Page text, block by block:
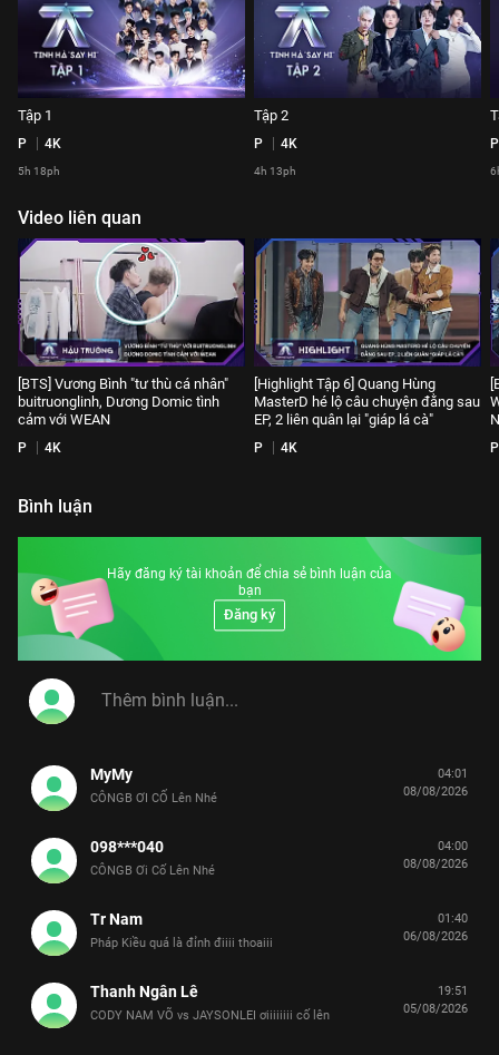
Tập 1
P 4K
5h 18ph
Tập 2
P 4K
4h 13ph
P
Video liên quan
[BTS] Vương Bình "tư thù cá nhân"
buitruonglinh, Dương Domic tình
cảm với WEAN
P 4K
[Highlight Tập 6] Quang Hùng
MasterD hé lộ câu chuyện đằng sau
EP, 2 liên quân lại "giáp lá cà"
P 4K P
Bình luận
Hãy đăng ký tài khoản để chia sẻ bình luận của
bạn
Đăng ký
MyMy
CÔNGB ƠI CỐ Lên Nhé
04:01
08/08/2026
098***040
CÔNGB Ơi Cố Lên Nhé
04:00
08/08/2026
Tr Nam
Pháp Kiều quá là đỉnh điiii thoaiii
01:40
06/08/2026
Thanh Ngân Lê
CODY NAM VÕ vs JAYSONLEI ơiiiiiiii cố lên
19:51
05/08/2026